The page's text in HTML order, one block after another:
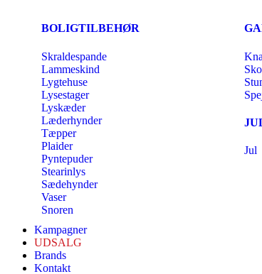
BOLIGTILBEHØR
Skraldespande
Lammeskind
Lygtehuse
Lysestager
Lyskæder
Læderhynder
Tæpper
Plaider
Pyntepuder
Stearinlys
Sædehynder
Vaser
Snoren
Jul
Kampagner
UDSALG
Brands
Kontakt